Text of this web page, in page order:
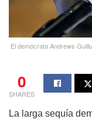
El demócrata Andrews
0
SHARES
La larga sequía